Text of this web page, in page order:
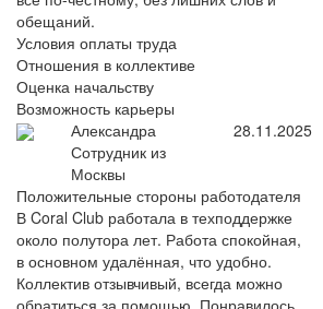
обещаний.
Условия оплаты труда
Отношения в коллективе
Оценка начальству
Возможность карьеры
Александра
Сотрудник из
Москвы
28.11.2025
Положительные стороны работодателя
В Coral Club работала в техподдержке
около полутора лет. Работа спокойная,
в основном удалённая, что удобно.
Коллектив отзывчивый, всегда можно
обратиться за помощью. Понравилось,